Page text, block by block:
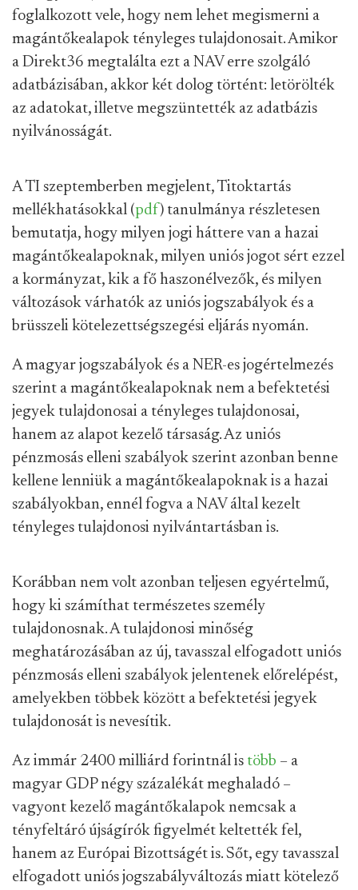
foglalkozott vele, hogy nem lehet megismerni a
magántőkealapok tényleges tulajdonosait. Amikor
a Direkt36 megtalálta ezt a NAV erre szolgáló
adatbázisában, akkor két dolog történt: letörölték
az adatokat, illetve megszüntették az adatbázis
nyilvánosságát.
A TI szeptemberben megjelent, Titoktartás
mellékhatásokkal (pdf) tanulmánya részletesen
bemutatja, hogy milyen jogi háttere van a hazai
magántőkealapoknak, milyen uniós jogot sért ezzel
a kormányzat, kik a fő haszonélvezők, és milyen
változások várhatók az uniós jogszabályok és a
brüsszeli kötelezettségszegési eljárás nyomán.
A magyar jogszabályok és a NER-es jogértelmezés
szerint a magántőkealapoknak nem a befektetési
jegyek tulajdonosai a tényleges tulajdonosai,
hanem az alapot kezelő társaság. Az uniós
pénzmosás elleni szabályok szerint azonban benne
kellene lenniük a magántőkealapoknak is a hazai
szabályokban, ennél fogva a NAV által kezelt
tényleges tulajdonosi nyilvántartásban is.
Korábban nem volt azonban teljesen egyértelmű,
hogy ki számíthat természetes személy
tulajdonosnak. A tulajdonosi minőség
meghatározásában az új, tavasszal elfogadott uniós
pénzmosás elleni szabályok jelentenek előrelépést,
amelyekben többek között a befektetési jegyek
tulajdonosát is nevesítik.
Az immár 2400 milliárd forintnál is több – a
magyar GDP négy százalékát meghaladó –
vagyont kezelő magántőkalapok nemcsak a
tényfeltáró újságírók figyelmét keltették fel,
hanem az Európai Bizottságét is. Sőt, egy tavasszal
elfogadott uniós jogszabályváltozás miatt kötelező